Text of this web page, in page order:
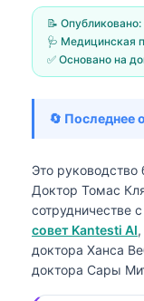
📝 Опубликовано:
🩺 Медицинская
✅ Основано на
🔄 Последнее
Это
Доктор Томас
сотрудничестве с
совет Kantesti AI
доктора Ханса
доктора Сары